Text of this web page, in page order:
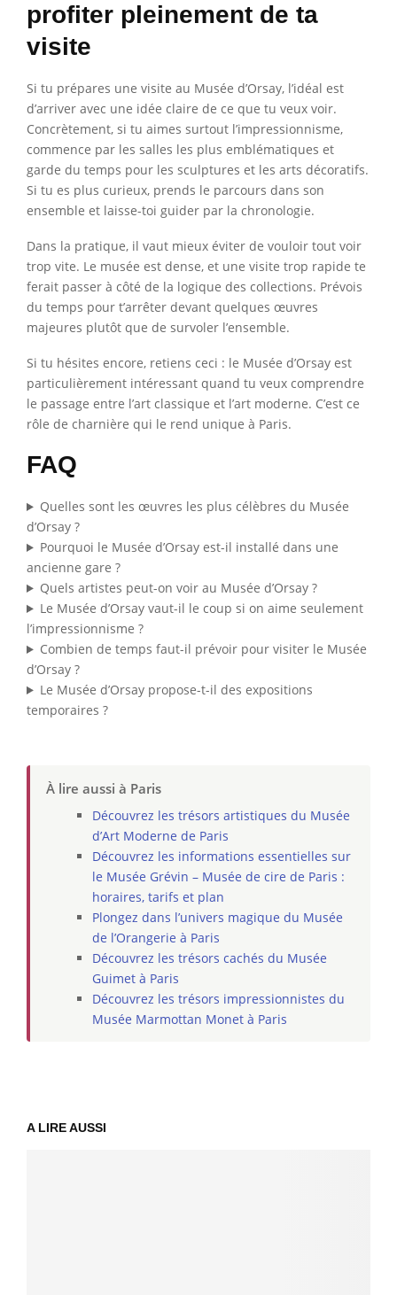
profiter pleinement de ta
visite
Si tu prépares une visite au Musée d’Orsay, l’idéal est
d’arriver avec une idée claire de ce que tu veux voir.
Concrètement, si tu aimes surtout l’impressionnisme,
commence par les salles les plus emblématiques et
garde du temps pour les sculptures et les arts décoratifs.
Si tu es plus curieux, prends le parcours dans son
ensemble et laisse-toi guider par la chronologie.
Dans la pratique, il vaut mieux éviter de vouloir tout voir
trop vite. Le musée est dense, et une visite trop rapide te
ferait passer à côté de la logique des collections. Prévois
du temps pour t’arrêter devant quelques œuvres
majeures plutôt que de survoler l’ensemble.
Si tu hésites encore, retiens ceci : le Musée d’Orsay est
particulièrement intéressant quand tu veux comprendre
le passage entre l’art classique et l’art moderne. C’est ce
rôle de charnière qui le rend unique à Paris.
FAQ
Quelles sont les œuvres les plus célèbres du Musée
d’Orsay ?
Pourquoi le Musée d’Orsay est-il installé dans une
ancienne gare ?
Quels artistes peut-on voir au Musée d’Orsay ?
Le Musée d’Orsay vaut-il le coup si on aime seulement
l’impressionnisme ?
Combien de temps faut-il prévoir pour visiter le Musée
d’Orsay ?
Le Musée d’Orsay propose-t-il des expositions
temporaires ?
À lire aussi à Paris
Découvrez les trésors artistiques du Musée
d’Art Moderne de Paris
Découvrez les informations essentielles sur
le Musée Grévin – Musée de cire de Paris :
horaires, tarifs et plan
Plongez dans l’univers magique du Musée
de l’Orangerie à Paris
Découvrez les trésors cachés du Musée
Guimet à Paris
Découvrez les trésors impressionnistes du
Musée Marmottan Monet à Paris
A LIRE AUSSI